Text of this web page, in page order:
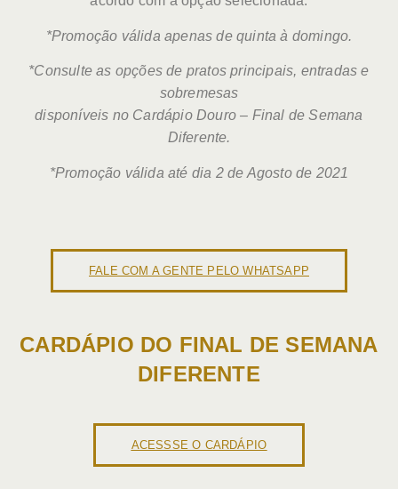
*Promoção válida apenas de quinta à domingo.
*Consulte as opções de pratos principais, entradas e
sobremesas
disponíveis no Cardápio Douro – Final de Semana
Diferente.
*Promoção válida até dia 2 de Agosto de 2021
FALE COM A GENTE PELO WHATSAPP
CARDÁPIO DO FINAL DE SEMANA
DIFERENTE
ACESSSE O CARDÁPIO